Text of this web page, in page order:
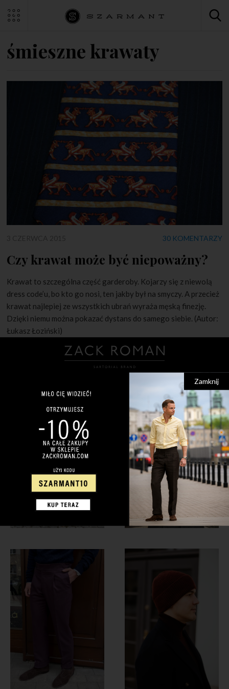
śmieszne krawaty
30 KOMENTARZY
Czy krawat może być niepoważny?
Krawat to szczególna część garderoby. Kojarzy się z niewolą
dress code’u, bo kto go nosi, ten jakby był na smyczy. A przecież
krawat najlepiej ze wszystkich ubrań wyraża męską finezję.
Dzięki niemu można pokazać dystans do samego siebie. (Autor:
Łukasz Łoziński)
Zamknij